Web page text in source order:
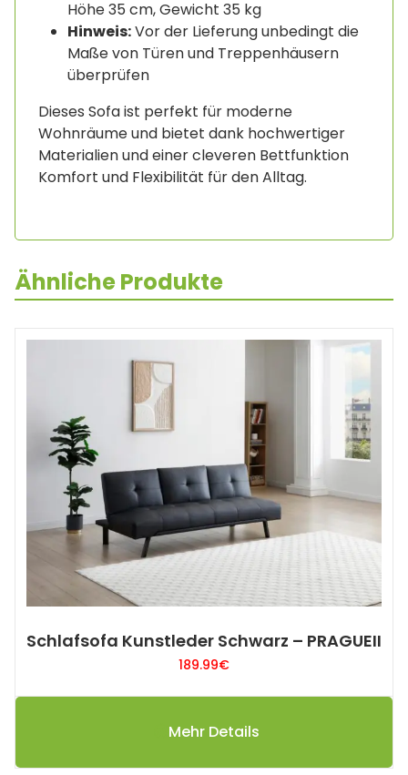
Höhe 35 cm, Gewicht 35 kg
Hinweis:Vor der Lieferung unbedingt die
Maße von Türen und Treppenhäusern
überprüfen
Dieses Sofa ist perfekt für moderne
Wohnräume und bietet dank hochwertiger
Materialien und einer cleveren Bettfunktion
Komfort und Flexibilität für den Alltag.
Ähnliche Produkte
Schlafsofa Kunstleder Schwarz – PRAGUEII
189.99€
Mehr Details